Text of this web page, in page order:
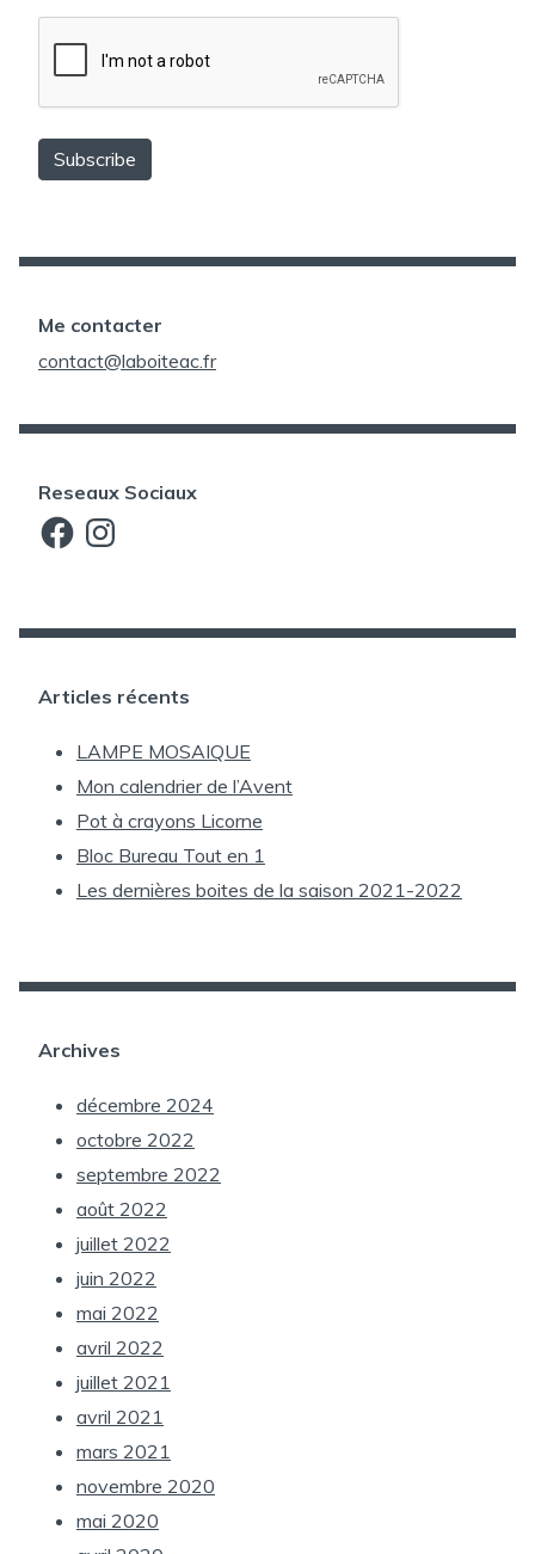
Me contacter
contact@laboiteac.fr
Reseaux Sociaux
FacebookInstagram
Articles récents
LAMPE MOSAIQUE
Mon calendrier de l’Avent
Pot à crayons Licorne
Bloc Bureau Tout en 1
Les dernières boites de la saison 2021-2022
Archives
décembre 2024
octobre 2022
septembre 2022
août 2022
juillet 2022
juin 2022
mai 2022
avril 2022
juillet 2021
avril 2021
mars 2021
novembre 2020
mai 2020